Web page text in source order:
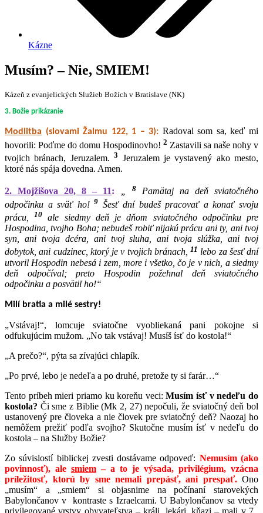
Kázne
Musím? – Nie, SMIEM!
Kázeň z evanjelických Služieb Božích v Bratislave (NK)
3. Božie prikázanie
Modlitba (slovami Žalmu 122, 1 – 3): Radoval som sa, keď mi
hovorili: Poďme do domu Hospodinovho! 2 Zastavili sa naše nohy v
tvojich bránach, Jeruzalem. 3 Jeruzalem je vystavený ako mesto,
ktoré nás spája dovedna. Amen.
2. Mojžišova 20, 8 – 11: „ 8
Pamätaj na deň sviatočného
odpočinku a sväť ho! 9 Šesť dní budeš pracovať a konať svoju
prácu,
10
ale siedmy deň je dňom sviatočného odpočinku pre
Hospodina, tvojho Boha; nebudeš robiť nijakú prácu ani ty, ani tvoj
syn, ani tvoja dcéra, ani tvoj sluha, ani tvoja slúžka, ani tvoj
dobytok, ani cudzinec, ktorý je v tvojich bránach, 11 lebo za šesť dní
utvoril Hospodin nebesá i zem, more i všetko, čo je v nich, a siedmy
deň odpočíval; preto Hospodin požehnal deň sviatočného
odpočinku a posvätil ho!“
Milí bratia a milé sestry!
„Vstávaj!“, lomcuje sviatočne vyobliekaná pani pokojne si
odfukujúcim mužom. „No tak vstávaj! Musíš ísť do kostola!“
„A prečo?“, pýta sa zívajúci chlapík.
„Po prvé, lebo je nedeľa a po druhé, pretože ty si farár…“
Tento príbeh mieri priamo ku koreňu veci:Musím ísť v nedeľu do
kostola? Či sme z Biblie (Mk 2, 27) nepočuli, že sviatočný deň bol
ustanovený pre človeka a nie človek pre sviatočný deň? Naozaj ho
nemôžem prežiť podľa svojho? Skutočne musím ísť v nedeľu do
kostola – na Služby Božie?
Zo súvislostí biblickej zvesti dostávame odpoveď: Nemusím (ako
povinnosť), ale smiem – a to je výsada, privilégium, vzácna
príležitosť, ktorú by sme nemali prepásť, ani prespať. Ono
„musím“ a „smiem“ si objasnime na počínaní starovekých
Babylončanov v kontraste s Izraelcami. U Babylončanov sa vtedy
privilegované vrstvy obyvateľstva – králi, lekári, kňazi – mali v 7.,